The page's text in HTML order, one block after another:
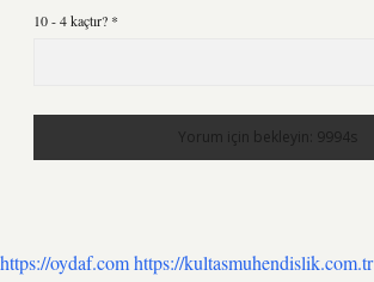
10 - 4 kaçtır? *
https://oydaf.comhttps://kultasmuhendislik.com.tr